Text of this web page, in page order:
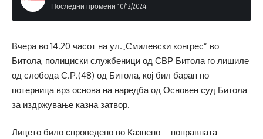
Последни промени 10/12/2024
Вчера во 14.20 часот на ул.„Смилевски конгрес” во
Битола, полициски службеници од СВР Битола го лишиле
од слобода С.Р.(48) од Битола, кој бил баран по
потерница врз основа на наредба од Основен суд Битола
за издржување казна затвор.
Лицето било спроведено во Казнено – поправната